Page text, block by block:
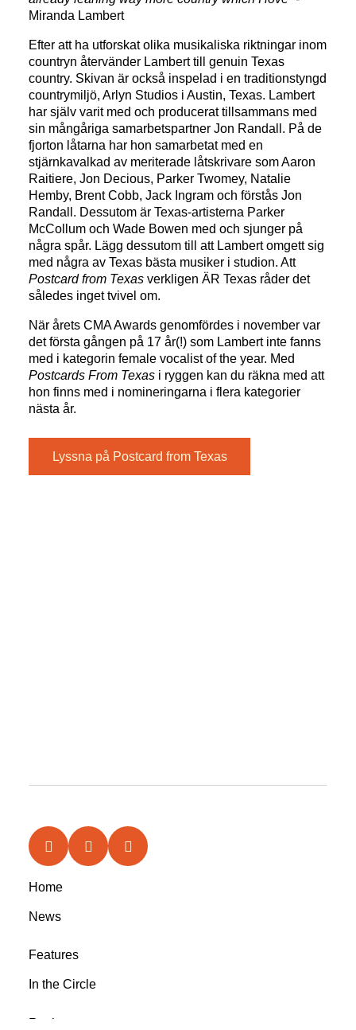
Miranda Lambert
Efter att ha utforskat olika musikaliska riktningar inom
countryn återvänder Lambert till genuin Texas
country. Skivan är också inspelad i en traditionstyngd
countrymiljö, Arlyn Studios i Austin, Texas. Lambert
har själv varit med och producerat tillsammans med
sin mångåriga samarbetspartner Jon Randall. På de
fjorton låtarna har hon samarbetat med en
stjärnkavalkad av meriterade låtskrivare som Aaron
Raitiere, Jon Decious, Parker Twomey, Natalie
Hemby, Brent Cobb, Jack Ingram och förstås Jon
Randall. Dessutom är Texas-artisterna Parker
McCollum och Wade Bowen med och sjunger på
några spår. Lägg dessutom till att Lambert omgett sig
med några av Texas bästa musiker i studion. Att
Postcard from Texas verkligen ÄR Texas råder det
således inget tvivel om.
När årets CMA Awards genomfördes i november var
det första gången på 17 år(!) som Lambert inte fanns
med i kategorin female vocalist of the year. Med
Postcards From Texas i ryggen kan du räkna med att
hon finns med i nomineringarna i flera kategorier
nästa år.
Lyssna på Postcard from Texas
Home
News
Features
In the Circle
Reviews